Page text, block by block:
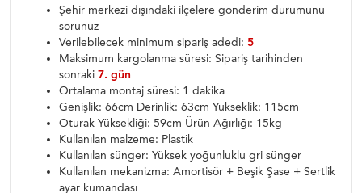
Şehir merkezi dışındaki ilçelere gönderim durumunu
sorunuz
Verilebilecek minimum sipariş adedi: 5
Maksimum kargolanma süresi: Sipariş tarihinden
sonraki 7. gün
Ortalama montaj süresi: 1 dakika
Genişlik: 66cm Derinlik: 63cm Yükseklik: 115cm
Oturak Yüksekliği: 59cm Ürün Ağırlığı: 15kg
Kullanılan malzeme: Plastik
Kullanılan sünger: Yüksek yoğunluklu gri sünger
Kullanılan mekanizma: Amortisör + Beşik Şase + Sertlik
ayar kumandası